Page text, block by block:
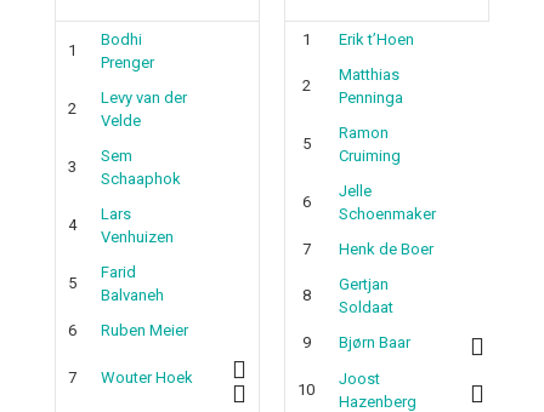
1
Bodhi
Prenger
2
Levy van der
Velde
3
Sem
Schaaphok
4
Lars
Venhuizen
5
Farid
Balvaneh
6
Ruben Meier
7 Wouter Hoek
1 Erik t’Hoen
2
Matthias
Penninga
5
Ramon
Cruiming
6
Jelle
Schoenmaker
7
Henk de Boer
8
Gertjan
Soldaat
9
Bjørn Baar
10
Joost
Hazenberg